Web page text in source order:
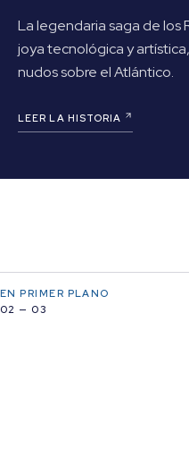
La legendaria saga de los
joya tecnológica y
nudos sobre el Atlántico.
LEER LA HISTORIA
EN PRIMER PLANO
02 — 03